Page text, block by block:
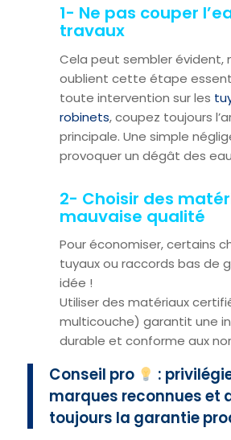
1- Ne pas couper
travaux
Cela peut sembler évident,
oublient cette étape
toute intervention sur les
robinets, coupez toujours
principale. Une simple
provoquer un dégât des
2- Choisir des
mauvaise qualité
Pour économiser, certains
tuyaux ou raccords bas de
idée !
Utiliser des matériaux
multicouche) garantit une
durable et conforme aux
Conseil pro
:
marques reconnues et
toujours la garantie